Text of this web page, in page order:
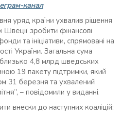
канал
уряд країни ухвалив рішення
зробити фінансові
та ініціативи, спрямовані на
України. Загальна сума
4,8 млрд шведських
19 пакету підтримки, який
31 березня та ухвалений
– повідомили у виданні.
внески до наступних коаліцій: